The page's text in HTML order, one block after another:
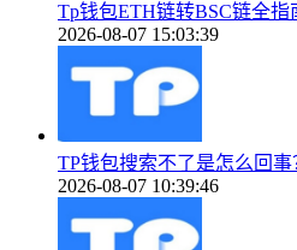
Tp钱包ETH链转BSC链全
2026-08-07 15:03:39
TP钱包搜索不了是怎么回
2026-08-07 10:39:46